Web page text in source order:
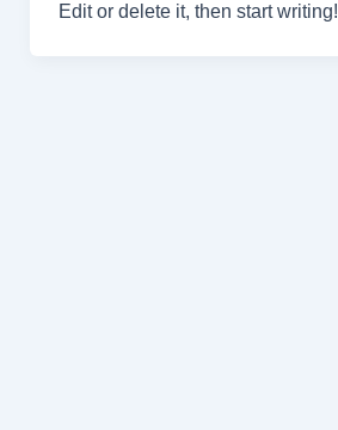
Edit or delete it, then start writing!